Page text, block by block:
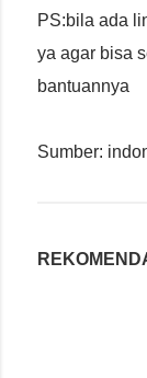
PS:bila ada
ya agar bisa
bantuannya
Sumber: